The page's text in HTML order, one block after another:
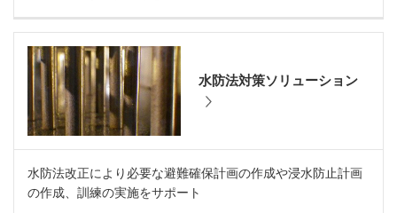
水防法対策ソリューション
水防法改正により必要な避難確保計画の作成や浸水防止計画
の作成、訓練の実施をサポート